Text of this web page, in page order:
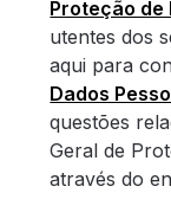
Proteção de
utentes dos
aqui para
Dados
questões
Geral de
através do